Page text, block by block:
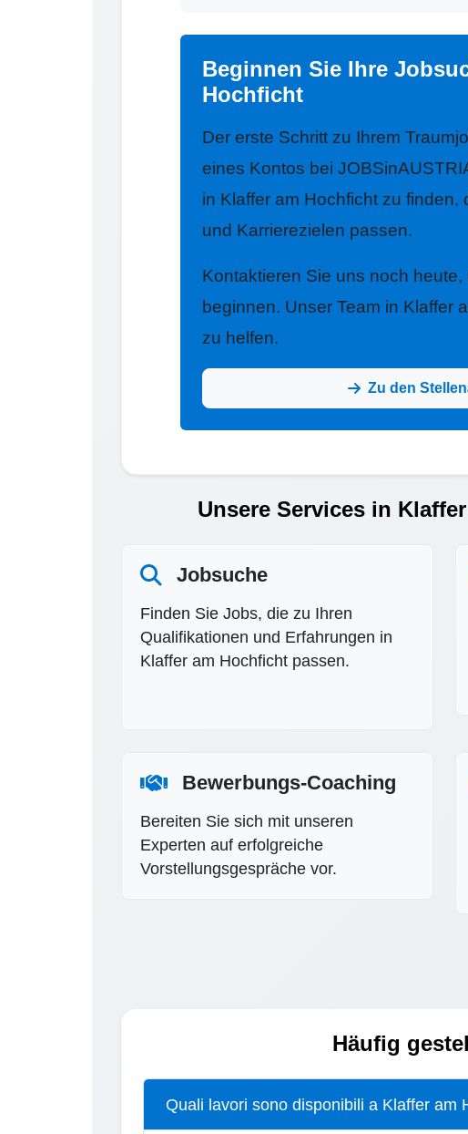
Beginnen Sie Ihre
Hochficht
Der erste Schritt zu Ihrem
eines Kontos bei
in Klaffer am Hochficht zu finden,
und Karrierezielen passen.
Kontaktieren Sie uns noch
beginnen. Unser Team in Klaffer
zu helfen.
Zu den
Unsere Services in
Jobsuche
Finden Sie Jobs, die zu Ihren
Qualifikationen und Erfahrungen in
Klaffer am Hochficht passen.
Bewerbungs-Coaching
Bereiten Sie sich mit unseren
Experten auf erfolgreiche
Vorstellungsgespräche vor.
Häufig
Quali lavori sono disponibili a Klaffer am